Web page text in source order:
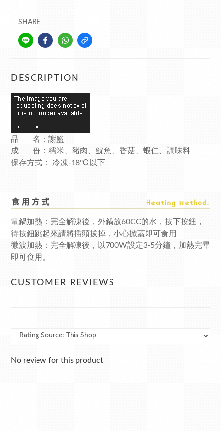
SHARE
DESCRIPTION
品 名：謝籃
成 份：糯米、豬肉、魷魚、香菇、蝦仁、調味料
保存方式： 冷凍-18℃以下
電鍋加熱：完全解凍後，外鍋放60CC的水，按下按鈕，
待按鈕跳起來請將插頭拔掉，小心掀蓋即可食用
微波加熱：完全解凍後，以700W設定3-5分鐘，加熱完畢
即可食用。
CUSTOMER REVIEWS
No review for this product